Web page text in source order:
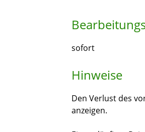
sofort
Hinweise
Den Verlust des
anzeigen.